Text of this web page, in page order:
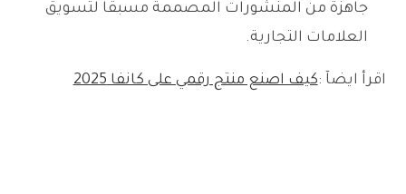
جاهزة من المنشورات المصممة مسبقًا لتسويق
العلامات التجارية.
اقرأ ايضآ :كيف اصنع منتج رقمي على كانفا 2025